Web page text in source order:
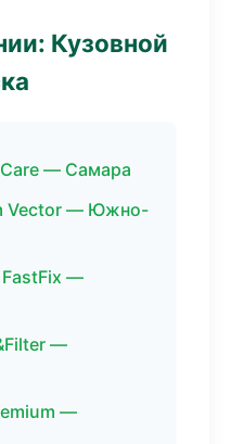
Кузовной
— Самара
Vector — Южно-
—
—
—